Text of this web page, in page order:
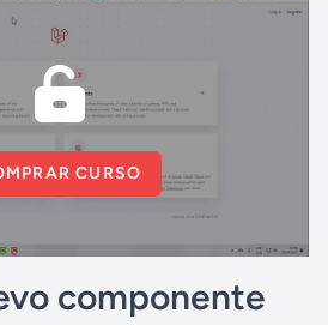
CURSO
componente